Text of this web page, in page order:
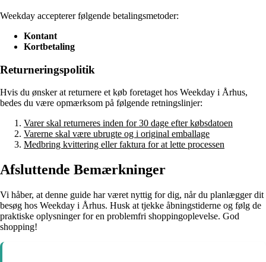
Weekday accepterer følgende betalingsmetoder:
Kontant
Kortbetaling
Returneringspolitik
Hvis du ønsker at returnere et køb foretaget hos Weekday i Århus,
bedes du være opmærksom på følgende retningslinjer:
Varer skal returneres inden for 30 dage efter købsdatoen
Varerne skal være ubrugte og i original emballage
Medbring kvittering eller faktura for at lette processen
Afsluttende Bemærkninger
Vi håber, at denne guide har været nyttig for dig, når du planlægger dit
besøg hos Weekday i Århus. Husk at tjekke åbningstiderne og følg de
praktiske oplysninger for en problemfri shoppingoplevelse. God
shopping!